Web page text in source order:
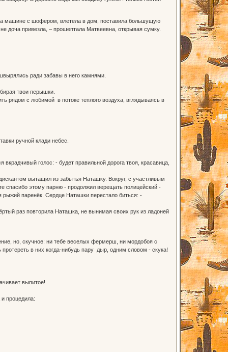
машине с шофером, влетела в дом, поставила большущую
доча привезла, – прошептала Матвеевна, открывая сумку.
ради забавы в него камнями.
твои перышки.
рядом с любимой в потоке теплого воздуха, вглядываясь в
ручной клади небес.
голос: - будет правильной дорога твоя, красавица,
вытащил из забытья Наташку. Вокруг, с участливым
спасибо этому парню - продолжил верещать полицейский -
паренёк. Сердце Наташки перестало биться: -
раз повторила Наташка, не вынимая своих рук из ладоней
но, скучное: ни тебе веселых фермерш, ни мордобоя с
в них когда-нибудь пару дыр, одним словом - скука!
выпитое!
процедила: